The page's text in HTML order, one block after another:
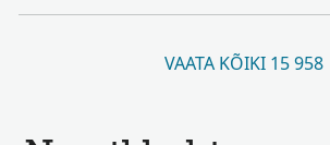
VAATA KÕIKI 15 958